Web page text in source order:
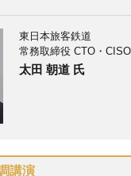
東日本旅客鉄道
常務取締役 CTO・
太田 朝道 氏
講演